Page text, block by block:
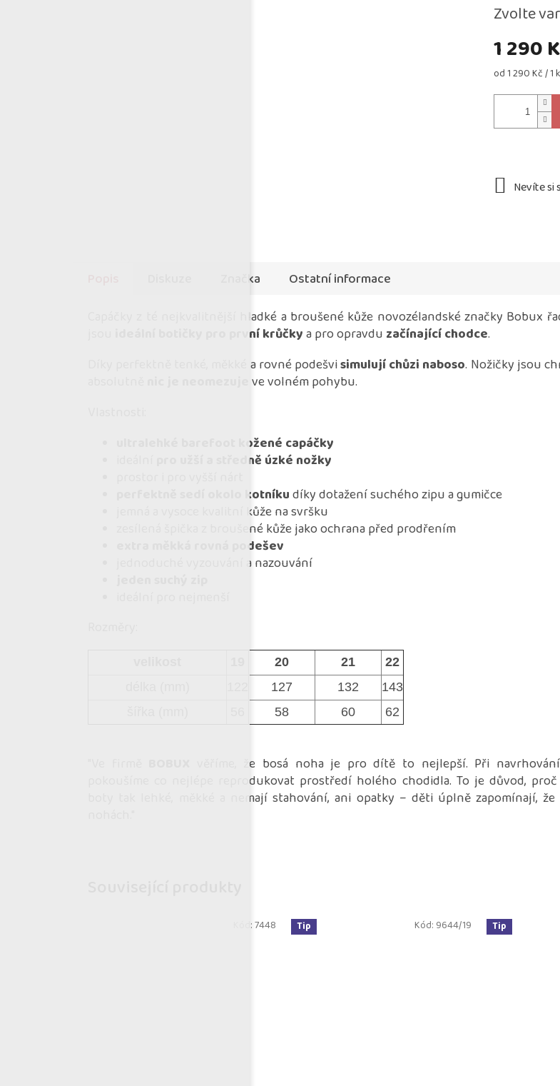
1 290
Měrná
od 1 290 Kč / 1
Zvolte
Kód:7448 Tip Kód: 9644/19 Tip
Značka
Ostatní informace
Capáčky z té nejkvalitnější hladké a broušené kůže novozélandské značky Bobux
ideální botičky pro první krůčkya pro opravdu začínající chodce.
Díky perfektně tenké, měkké a rovné podešvisimulují chůzi naboso. Nožičky jsou
ve volném pohybu.
ultralehké barefoot kožené capáčky
pro užší a středně úzké nožky
perfektně sedí okolo kotníkudíky dotažení suchého zipu a gumičce
jemná a vysoce kvalitní kůže na svršku
zesílená špička z broušené kůže jako ochrana před prodřením
extra měkká rovná podešev
jednoduché vyzouvání a nazouvání
20 21
22
127 132
143
58 60 62
věříme, že bosá noha je pro dítě to nejlepší. Při
pokoušíme co nejlépe reprodukovat prostředí holého chodidla. To je důvod,
boty tak lehké, měkké a nemají stahování, ani opatky – děti úplně zapomínají,